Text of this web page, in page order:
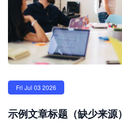
Fri Jul 03 2026
示例文章标题（缺少来源）